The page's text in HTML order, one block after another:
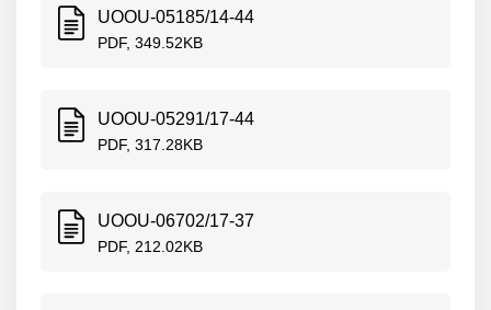
UOOU-05185/14-44
PDF, 349.52KB
UOOU-05291/17-44
PDF, 317.28KB
UOOU-06702/17-37
PDF, 212.02KB